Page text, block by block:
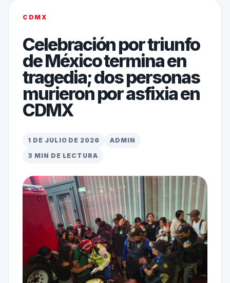
CDMX
Celebración por triunfo
de México termina en
tragedia; dos personas
murieron por asfixia en
CDMX
1 DE JULIO DE 2026
ADMIN
3 MIN DE LECTURA